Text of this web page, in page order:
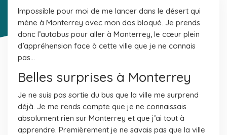
Impossible pour moi de me lancer dans le désert qui
mène à Monterrey avec mon dos bloqué. Je prends
donc l’autobus pour aller à Monterrey, le cœur plein
d’appréhension face à cette ville que je ne connais
pas…
Belles surprises à Monterrey
Je ne suis pas sortie du bus que la ville me surprend
déjà. Je me rends compte que je ne connaissais
absolument rien sur Monterrey et que j’ai tout à
apprendre. Premièrement je ne savais pas que la ville